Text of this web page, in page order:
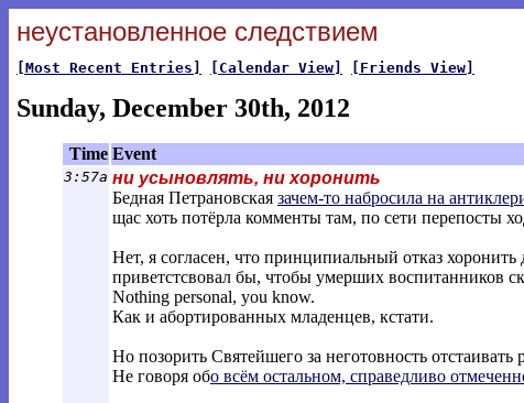
неустановленное следствием
[Most Recent Entries] [Calendar View] [Friends View]
Sunday, December 30th, 2012
Time Event
3:57a ни усыновлять, ни хоронить
Бедная Петрановская зачем-то набросила на
щас хоть потёрла комменты там, по сети перепосты
Нет, я согласен, что принципиальный отказ
приветстсвовал бы, чтобы умерших
Nothing personal, you know.
Как и абортированных младенцев, кстати.
Но позорить Святейшего за неготовность
Не говоря обо всём остальном, справедливо